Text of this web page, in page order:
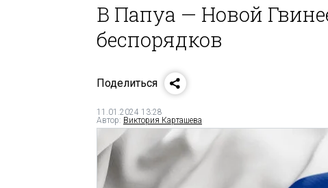
В Папуа — Новой
беспорядков
Поделиться
11.01.2024 13:28
Автор: Виктория Карташева